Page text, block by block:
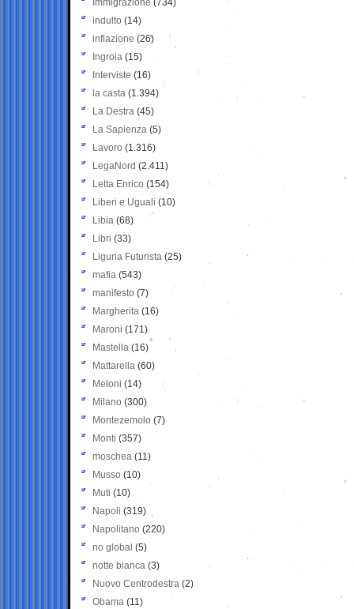
Immigrazione (734)
indulto (14)
inflazione (26)
Ingroia (15)
Interviste (16)
la casta (1.394)
La Destra (45)
La Sapienza (5)
Lavoro (1.316)
LegaNord (2.411)
Letta Enrico (154)
Liberi e Uguali (10)
Libia (68)
Libri (33)
Liguria Futurista (25)
mafia (543)
manifesto (7)
Margherita (16)
Maroni (171)
Mastella (16)
Mattarella (60)
Meloni (14)
Milano (300)
Montezemolo (7)
Monti (357)
moschea (11)
Musso (10)
Muti (10)
Napoli (319)
Napolitano (220)
no global (5)
notte bianca (3)
Nuovo Centrodestra (2)
Obama (11)